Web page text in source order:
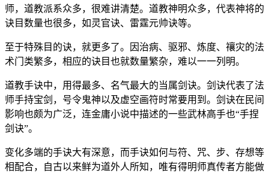
师，道教派系众多，很难讲清楚。道教神明众多，代表神将的
诀目数量也很多，如灵官诀、雷霆元帅诀等。
至于特殊目的诀，就更多了。因治病、驱邪、炼度、禳灾的法
术门类繁多，相应的诀目也就数量繁杂，难以一一列明。
道教手诀中，用得最多、名气最大的当属剑诀。剑诀代表了法
师手持宝剑，号令鬼神以及虚空画符时常要用到。剑诀在民间
影响也颇为广泛，连金庸小说中描述的一些武林高手也“手捏
剑诀”。
变化多端的手诀大有深意，而手诀如何与符、咒、步、存想等
相配合，自古以来鲜为道外人所知，唯有得明师真传者方能做